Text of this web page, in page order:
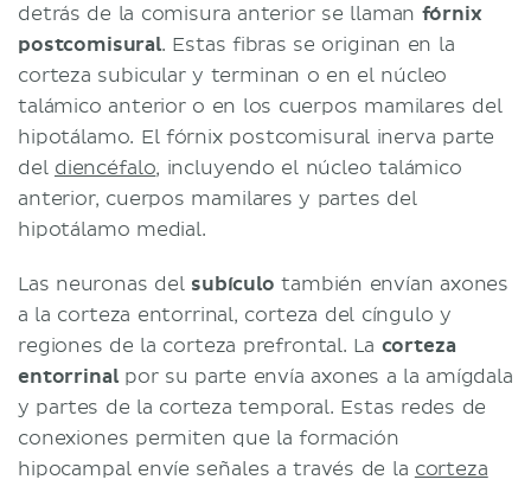
detrás de la comisura anterior se llaman fórnix
postcomisural. Estas fibras se originan en la
corteza subicular y terminan o en el núcleo
talámico anterior o en los cuerpos mamilares del
hipotálamo. El fórnix postcomisural inerva parte
del diencéfalo, incluyendo el núcleo talámico
anterior, cuerpos mamilares y partes del
hipotálamo medial.
Las neuronas del subículotambién envían axones
a la corteza entorrinal, corteza del cíngulo y
regiones de la corteza prefrontal. La corteza
entorrinalpor su parte envía axones a la amígdala
y partes de la corteza temporal. Estas redes de
conexiones permiten que la formación
hipocampal envíe señales a través de la corteza